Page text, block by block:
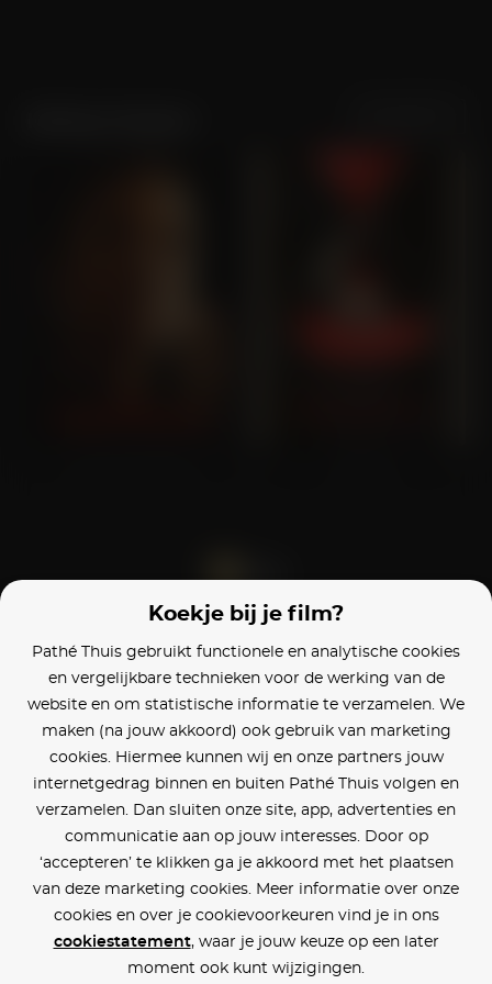
Koekje bij je film?
Pathé Thuis gebruikt functionele en analytische cookies
en vergelijkbare technieken voor de werking van de
website en om statistische informatie te verzamelen. We
maken (na jouw akkoord) ook gebruik van marketing
cookies. Hiermee kunnen wij en onze partners jouw
internetgedrag binnen en buiten Pathé Thuis volgen en
verzamelen. Dan sluiten onze site, app, advertenties en
communicatie aan op jouw interesses. Door op
‘accepteren’ te klikken ga je akkoord met het plaatsen
van deze marketing cookies. Meer informatie over onze
cookies en over je cookievoorkeuren vind je in ons
cookiestatement, waar je jouw keuze op een later
moment ook kunt wijzigingen.
Klantenservice
Betaalinstellingen
Cookie voorkeuren
Over Pathé Thuis
Bioscopen
CVD